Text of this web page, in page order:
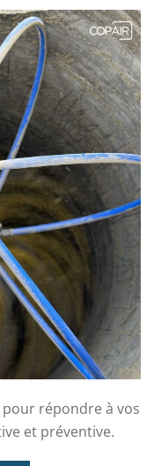
répondre à vos
et préventive.